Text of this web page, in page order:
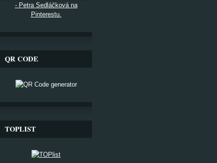
- Petra Sedláčková na
Pinterestu.
QR CODE
TOPLIST